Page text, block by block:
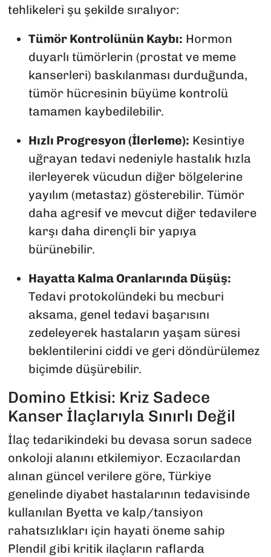
tehlikeleri şu şekilde sıralıyor:
Tümör Kontrolünün Kaybı: Hormon
duyarlı tümörlerin (prostat ve meme
kanserleri) baskılanması durduğunda,
tümör hücresinin büyüme kontrolü
tamamen kaybedilebilir.
Hızlı Progresyon (İlerleme): Kesintiye
uğrayan tedavi nedeniyle hastalık hızla
ilerleyerek vücudun diğer bölgelerine
yayılım (metastaz) gösterebilir. Tümör
daha agresif ve mevcut diğer tedavilere
karşı daha dirençli bir yapıya
bürünebilir.
Hayatta Kalma Oranlarında Düşüş:
Tedavi protokolündeki bu mecburi
aksama, genel tedavi başarısını
zedeleyerek hastaların yaşam süresi
beklentilerini ciddi ve geri döndürülemez
biçimde düşürebilir.
Domino Etkisi: Kriz Sadece
Kanser İlaçlarıyla Sınırlı Değil
İlaç tedarikindeki bu devasa sorun sadece
onkoloji alanını etkilemiyor. Eczacılardan
alınan güncel verilere göre, Türkiye
genelinde diyabet hastalarının tedavisinde
kullanılan Byettave kalp/tansiyon
rahatsızlıkları için hayati öneme sahip
Plendil gibi kritik ilaçların raflarda